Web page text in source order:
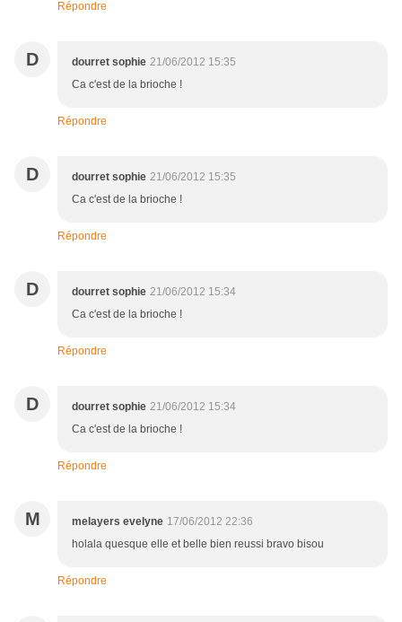
Répondre
D dourret sophie 21/06/2012 15:35
Ca c'est de la brioche !
Répondre
D dourret sophie 21/06/2012 15:35
Ca c'est de la brioche !
Répondre
D dourret sophie 21/06/2012 15:34
Ca c'est de la brioche !
Répondre
D dourret sophie 21/06/2012 15:34
Ca c'est de la brioche !
Répondre
M melayers evelyne 17/06/2012 22:36
holala quesque elle et belle bien reussi bravo bisou
Répondre